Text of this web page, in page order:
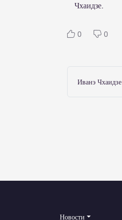
Чхаидзе.
0 0
Иванэ Чхаидзе
Новости